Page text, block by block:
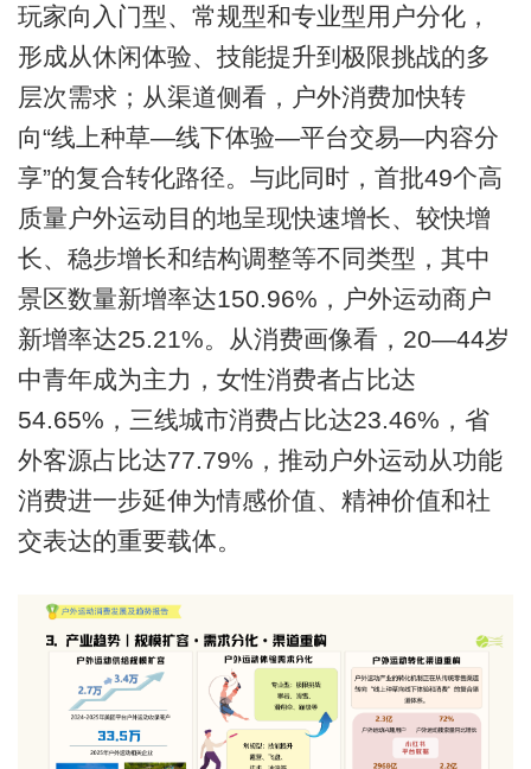
玩家向入门型、常规型和专业型用户分化，
形成从休闲体验、技能提升到极限挑战的多
层次需求；从渠道侧看，户外消费加快转
向“线上种草—线下体验—平台交易—内容分
享”的复合转化路径。与此同时，首批49个高
质量户外运动目的地呈现快速增长、较快增
长、稳步增长和结构调整等不同类型，其中
景区数量新增率达150.96%，户外运动商户
新增率达25.21%。从消费画像看，20—44岁
中青年成为主力，女性消费者占比达
54.65%，三线城市消费占比达23.46%，省
外客源占比达77.79%，推动户外运动从功能
消费进一步延伸为情感价值、精神价值和社
交表达的重要载体。